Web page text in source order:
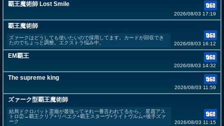
覇王魔術師 Lost Smile
2026/08/03 17:19
覇王魔術師
ズァークはどうしても使いたいので採用してます。カードが回収でき
たのでちょっと調整。エクストラ悩み中。
2026/08/03 16:12
EM覇王
2026/08/03 14:32
The supreme king
2026/08/03 11:59
ズァーク型覇王魔術師
結局ドクロバット霊廟が最強ってそれ一番言われてるから。 星霜アス
トロ②→覇王クリア+リベエク+覇王スターヴ+ライトヴルム=後手ズァ
ーク
2026/08/03 11:15